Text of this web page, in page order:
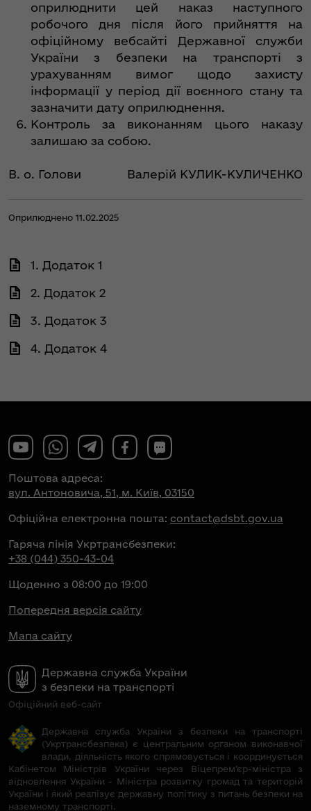
оприлюднити цей наказ наступного
робочого дня після його прийняття на
офіційному вебсайті Державної служби
України з безпеки на транспорті з
урахуванням вимог щодо захисту
інформації у період дії воєнного стану та
зазначити дату оприлюднення.
Контроль за виконанням цього наказу
залишаю за собою.
В. о. Голови Валерій КУЛИК-КУЛИЧЕНКО
Оприлюднено 11.02.2025
1. Додаток 1
2. Додаток 2
3. Додаток 3
4. Додаток 4
Державна служба України
з безпеки на транспорті
Офіційний веб-сайт
Поштова адреса:
вул. Антоновича, 51, м. Київ, 03150
Офіційна електронна пошта: contact@dsbt.gov.ua
Гаряча лінія Укртрансбезпеки:
+38 (044) 350-43-04
Щоденно з 08:00 до 19:00
Попередня версія сайту
Мапа сайту
Державна служба України з безпеки на транспорті
(Укртрансбезпека) є центральним органом виконавчої
влади, діяльність якого спрямовується і координується
Кабінетом Міністрів України через Віцепрем’єр-міністра з
відновлення України - Міністра розвитку громад та територій
України і який реалізує державну політику з питань безпеки на
наземному транспорті.